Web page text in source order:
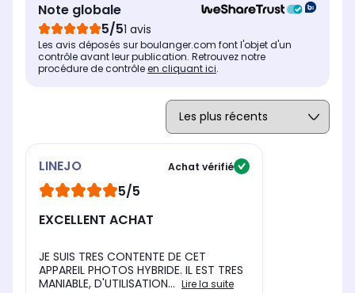
Note globale
5/51 avis
Les avis déposés sur boulanger.com font l'objet d'un
contrôle avant leur publication. Retrouvez notre
procédure de contrôleen cliquant ici.
LINEJO Achat vérifié
5/5
EXCELLENT ACHAT
JE SUIS TRES CONTENTE DE CET
APPAREIL PHOTOS HYBRIDE. IL EST TRES
MANIABLE, D'UTILISATION... Lire la suite